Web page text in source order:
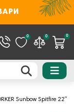
0 0 0
Sunbow Spitfire 22ʺ